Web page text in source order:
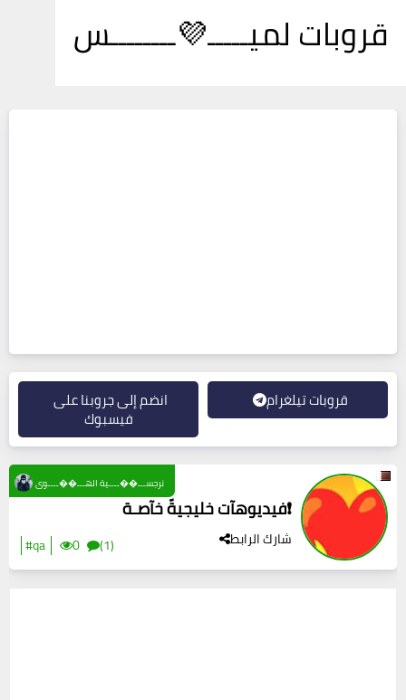
قروبات لميـــــ💜ــــــــس
انضم إلى جروبنا على
فيسبوك
قروبات تيلغرام
فيديوهآت خليجيةّ خآصـة❗
شارك الرابط #qa 0 (1)
نرجســـ��ــــية الهـــ��ــــوى